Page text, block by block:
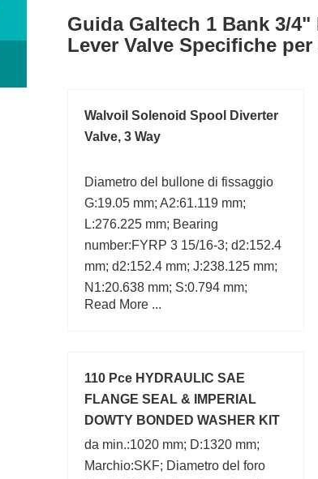
Guida Galtech 1 Bank 3/
Lever Valve Specifiche
Walvoil Solenoid Spool Diverter
Valve, 3 Way
Diametro del bullone di fissaggio
G:19.05 mm; A2:61.119 mm;
L:276.225 mm; Bearing
number:FYRP 3 15/16-3; d2:152.4
mm; d2:152.4 mm; J:238.125 mm;
N1:20.638 mm; S:0.794 mm;
A2:61.119 mm;
Read More ...
110 Pce HYDRAULIC SAE
FLANGE SEAL & IMPERIAL
DOWTY BONDED WASHER KIT
PARTS BOX
da min.:1020 mm; D:1320 mm;
Marchio:SKF; Diametro del foro